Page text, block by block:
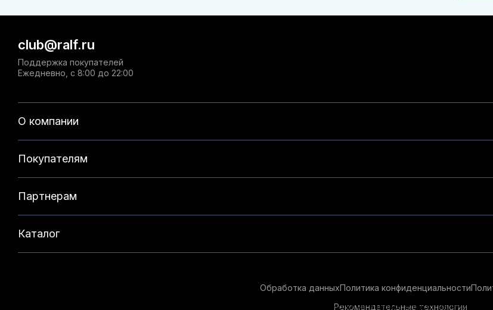
О компании
Покупателям
Партнерам
Каталог
club@ralf.ru
Поддержка покупателей
Ежедневно, с 8:00 до 22:00
Обработка данныхПолитика конфиденциальности
Рекомендательные технологии
Данный веб-сайт использует cookie-файлы и рекомендательные технологии в целях предоставления вам